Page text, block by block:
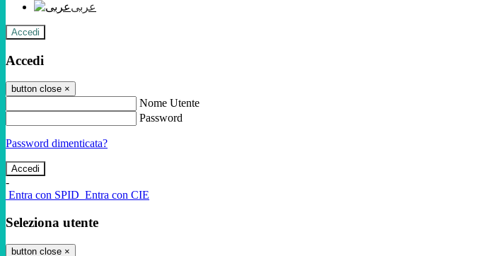
عربى
Accedi
Accedi
button close ×
Nome Utente
Password
Password dimenticata?
-
Entra con SPID Entra con CIE
Seleziona utente
button close ×